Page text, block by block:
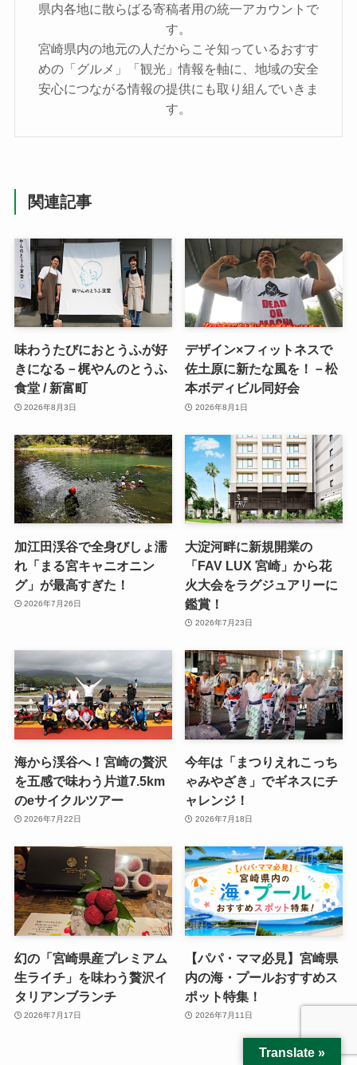
県内各地に散らばる寄稿者用の統一アカウントで
す。
宮崎県内の地元の人だからこそ知っているおすす
めの「グルメ」「観光」情報を軸に、地域の安全
安心につながる情報の提供にも取り組んでいきま
す。
関連記事
味わうたびにおとうふが好
きになる－梶やんのとうふ
食堂 / 新富町
2026年8月3日
デザイン×フィットネスで
佐土原に新たな風を！－松
本ボディビル同好会
2026年8月1日
加江田渓谷で全身びしょ濡
れ「まる宮キャニオニン
グ」が最高すぎた！
2026年7月26日
大淀河畔に新規開業の
「FAV LUX 宮崎」から花
火大会をラグジュアリーに
鑑賞！
2026年7月23日
海から渓谷へ！宮崎の贅沢
を五感で味わう片道7.5km
のeサイクルツアー
2026年7月22日
今年は「まつりえれこっち
ゃみやざき」でギネスにチ
ャレンジ！
2026年7月18日
幻の「宮崎県産プレミアム
生ライチ」を味わう贅沢イ
タリアンブランチ
2026年7月17日
【パパ・ママ必見】宮崎県
内の海・プールおすすめス
ポット特集！
2026年7月11日
Translate »